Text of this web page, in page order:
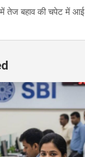
तेज बहाव की चपेट में